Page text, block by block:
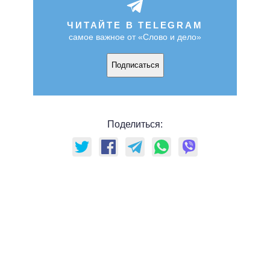
ЧИТАЙТЕ В TELEGRAM
самое важное от «Слово и дело»
Подписаться
Поделиться: